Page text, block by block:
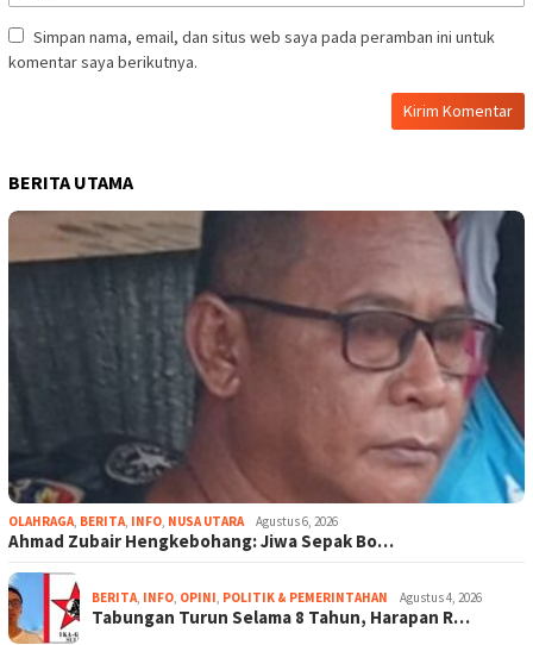
Simpan nama, email, dan situs web saya pada peramban ini untuk
komentar saya berikutnya.
BERITA UTAMA
OLAHRAGA, BERITA, INFO, NUSA UTARA Agustus 6, 2026
Ahmad Zubair Hengkebohang: Jiwa Sepak Bo…
BERITA, INFO, OPINI, POLITIK & PEMERINTAHAN Agustus 4, 2026
Tabungan Turun Selama 8 Tahun, Harapan R…